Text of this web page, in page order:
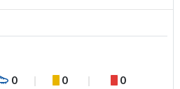
0 0 0